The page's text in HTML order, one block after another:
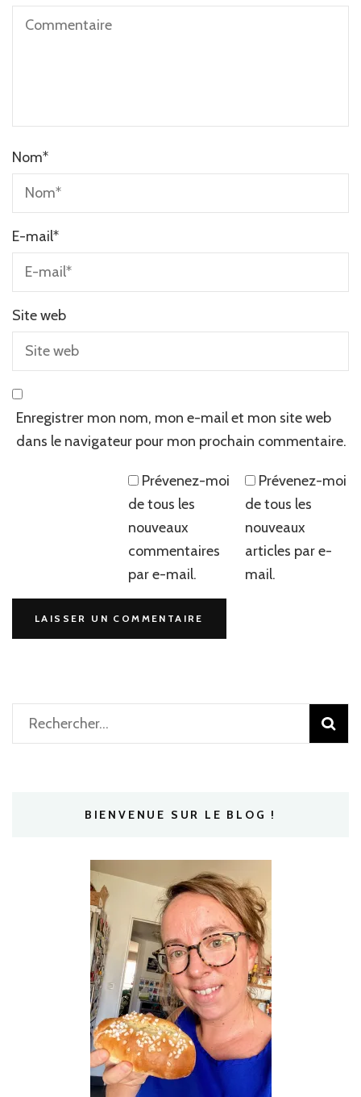
Nom*
E-mail*
Site web
Enregistrer mon nom, mon e-mail et mon site web
dans le navigateur pour mon prochain commentaire.
Prévenez-moi
de tous les
nouveaux
commentaires
par e-mail.
Prévenez-moi
de tous les
nouveaux
articles par e-
mail.
Rechercher :
BIENVENUE SUR LE BLOG !